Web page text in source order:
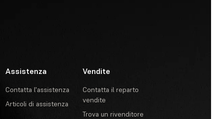
Assistenza
Contatta l'assistenza
Articoli di assistenza
Vendite
Contatta il reparto
vendite
Trova un rivenditore